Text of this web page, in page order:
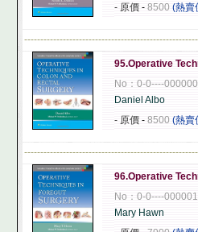
- 原價 - 8500 (熱賣
95.Operative
No：0-0----
Daniel Albo
- 原價 - 8500 (熱賣
96.Operative
No：0-0----
Mary Hawn